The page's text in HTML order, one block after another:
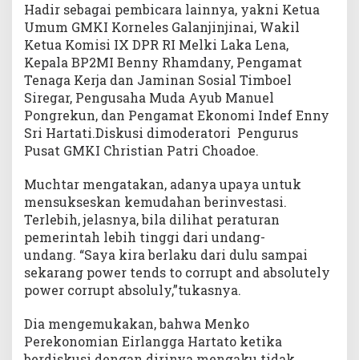
Hadir sebagai pembicara lainnya, yakni Ketua
Umum GMKI Korneles Galanjinjinai, Wakil
Ketua Komisi IX DPR RI Melki Laka Lena,
Kepala BP2MI Benny Rhamdany, Pengamat
Tenaga Kerja dan Jaminan Sosial Timboel
Siregar, Pengusaha Muda Ayub Manuel
Pongrekun, dan Pengamat Ekonomi Indef Enny
Sri Hartati.Diskusi dimoderatori Pengurus
Pusat GMKI Christian Patri Choadoe.
Muchtar mengatakan, adanya upaya untuk
mensukseskan kemudahan berinvestasi.
Terlebih, jelasnya, bila dilihat peraturan
pemerintah lebih tinggi dari undang-
undang. “Saya kira berlaku dari dulu sampai
sekarang power tends to corrupt and absolutely
power corrupt absoluly,”tukasnya.
Dia mengemukakan, bahwa Menko
Perekonomian Eirlangga Hartato ketika